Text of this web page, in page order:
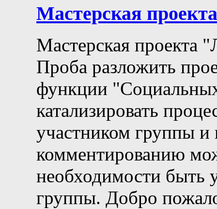
Мастерская
Мастерская проекта
Проба разложить
функции
катализировать
участником группы и
комментированию
необходимости быть
группы. Добро